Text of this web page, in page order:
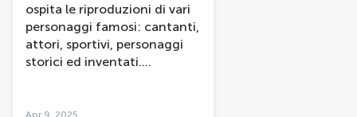
dello staff). Anche se, ad
esempio, quello di Londra Ã¨
molto piÃ¹ grande e con giro
in â€œtreninoâ€ che qui non
ospita le riproduzioni di vari
personaggi famosi: cantanti,
attori, sportivi, personaggi
storici ed inventati.
Apr 9, 2025